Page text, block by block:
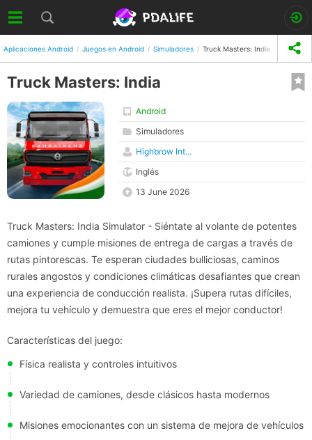
Aplicaciones Android Juegos en Android Simuladores Truck Masters: India
Truck Masters: India
Android
Simuladores
Highbrow Int...
Inglés
13 June 2026
Truck Masters: India Simulator - Siéntate al volante de potentes
camiones y cumple misiones de entrega de cargas a través de
rutas pintorescas. Te esperan ciudades bulliciosas, caminos
rurales angostos y condiciones climáticas desafiantes que crean
una experiencia de conducción realista. ¡Supera rutas difíciles,
mejora tu vehículo y demuestra que eres el mejor conductor!
Características del juego:
Física realista y controles intuitivos
Variedad de camiones, desde clásicos hasta modernos
Misiones emocionantes con un sistema de mejora de vehículos